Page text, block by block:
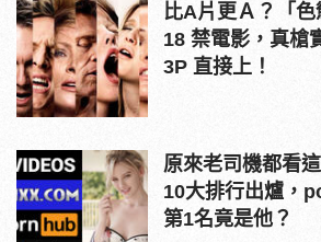
比A片更Ａ？「
18 禁電影，真槍
3P 直接上！
原來老司機都看
10大排行出爐，
第1名竟是他？